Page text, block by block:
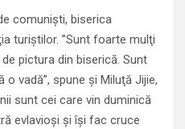
comunişti, biserica
turiştilor. ”Sunt foarte mulţi
pictura din biserică. Sunt
vadă”, spune şi Miluţă Jijie,
sunt cei care vin duminică
evlavioşi şi îşi fac cruce